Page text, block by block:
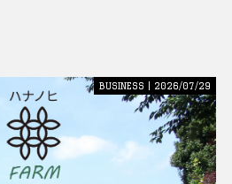
BUSINESS | 2026/07/29